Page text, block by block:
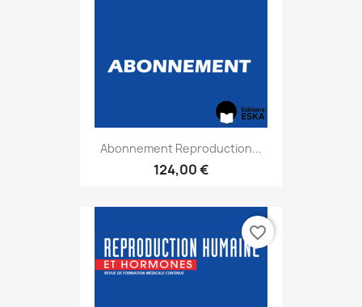
Abonnement Reproduction...
124,00 €
favorite_border